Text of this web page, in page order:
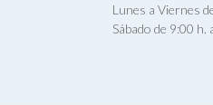
Lunes a Viernes
Sábado de 9:00 h.